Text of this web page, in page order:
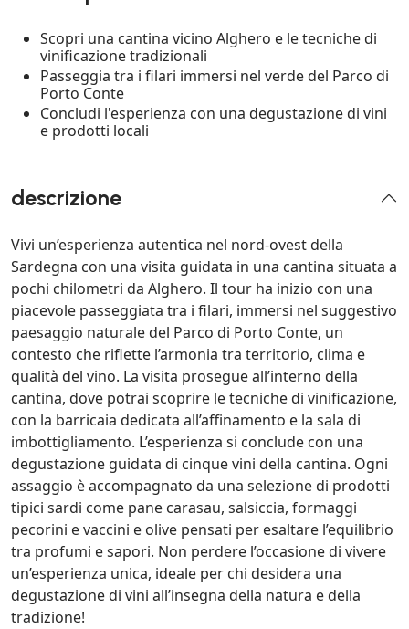
Scopri una cantina vicino Alghero e le tecniche di
vinificazione tradizionali
Passeggia tra i filari immersi nel verde del Parco di
Porto Conte
Concludi l'esperienza con una degustazione di vini
e prodotti locali
descrizione
Vivi un’esperienza autentica nel nord-ovest della
Sardegna con una visita guidata in una cantina situata a
pochi chilometri da Alghero. Il tour ha inizio con una
piacevole passeggiata tra i filari, immersi nel suggestivo
paesaggio naturale del Parco di Porto Conte, un
contesto che riflette l’armonia tra territorio, clima e
qualità del vino. La visita prosegue all’interno della
cantina, dove potrai scoprire le tecniche di vinificazione,
con la barricaia dedicata all’affinamento e la sala di
imbottigliamento. L’esperienza si conclude con una
degustazione guidata di cinque vini della cantina. Ogni
assaggio è accompagnato da una selezione di prodotti
tipici sardi come pane carasau, salsiccia, formaggi
pecorini e vaccini e olive pensati per esaltare l’equilibrio
tra profumi e sapori. Non perdere l’occasione di vivere
un’esperienza unica, ideale per chi desidera una
degustazione di vini all’insegna della natura e della
tradizione!